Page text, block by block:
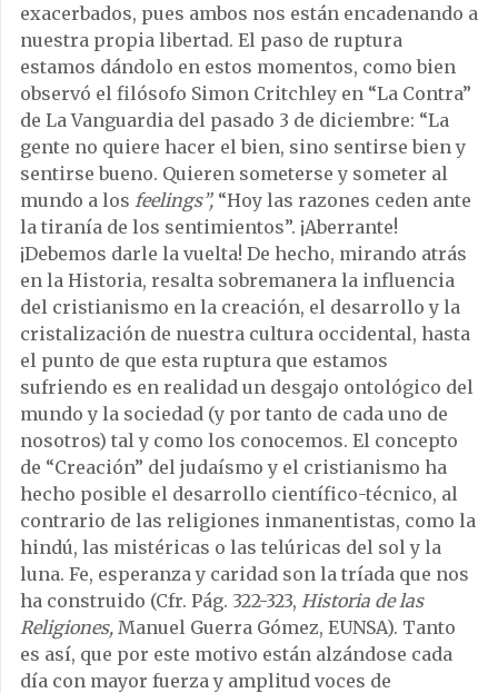
exacerbados, pues ambos nos están encadenando a
nuestra propia libertad. El paso de ruptura
estamos dándolo en estos momentos, como bien
observó el filósofo Simon Critchley en “La Contra”
de La Vanguardia del pasado 3 de diciembre: “La
gente no quiere hacer el bien, sino sentirse bien y
sentirse bueno. Quieren someterse y someter al
mundo a los feelings”, “Hoy las razones ceden ante
la tiranía de los sentimientos”. ¡Aberrante!
¡Debemos darle la vuelta! De hecho, mirando atrás
en la Historia, resalta sobremanera la influencia
del cristianismo en la creación, el desarrollo y la
cristalización de nuestra cultura occidental, hasta
el punto de que esta ruptura que estamos
sufriendo es en realidad un desgajo ontológico del
mundo y la sociedad (y por tanto de cada uno de
nosotros) tal y como los conocemos. El concepto
de “Creación” del judaísmo y el cristianismo ha
hecho posible el desarrollo científico-técnico, al
contrario de las religiones inmanentistas, como la
hindú, las mistéricas o las telúricas del sol y la
luna. Fe, esperanza y caridad son la tríada que nos
ha construido (Cfr. Pág. 322-323, Historia de las
Religiones, Manuel Guerra Gómez, EUNSA). Tanto
es así, que por este motivo están alzándose cada
día con mayor fuerza y amplitud voces de